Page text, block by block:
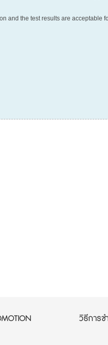
and the test results are acceptable
วิธีการช